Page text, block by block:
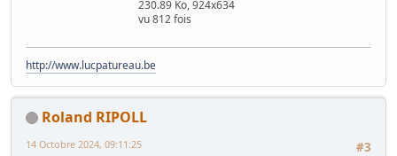
230.89 Ko, 924x634
vu 812 fois
http://www.lucpatureau.be
Roland RIPOLL
#3
14 Octobre 2024, 09:11:25